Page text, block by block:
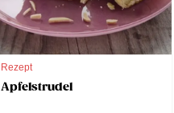
Rezept
Apfelstrudel